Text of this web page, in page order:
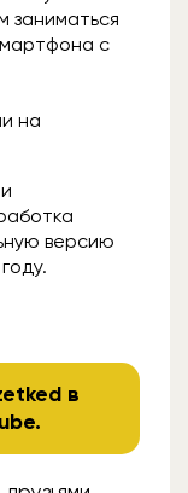
заниматься
с
на
версию
в
.